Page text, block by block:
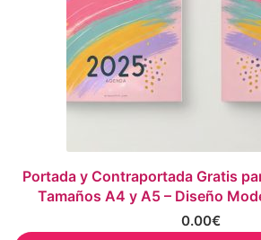
Portada y Contraportada Gratis
Tamaños A4 y A5 – Diseño
0.00€